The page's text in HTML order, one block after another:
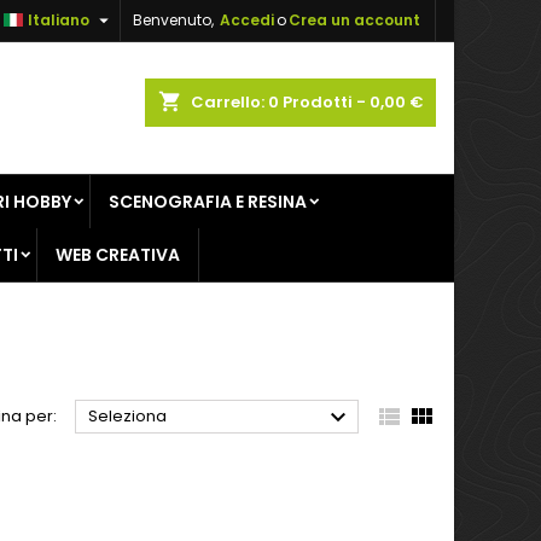
Benvenuto, AccedioCrea un account
Italiano 
shopping_cart Carrello: 0 Prodotti - 0,00 €
HOBBY SCENOGRAFIA E RESINA
WEB CREATIVA
per: Seleziona   